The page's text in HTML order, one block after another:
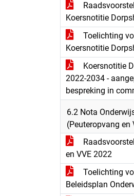
Koersnotitie
Toelichting
Koersnotitie
Koersnotitie
2022-2034 -
bespreking in
6.2 Nota
(Peuteropvang en
en VVE 2022
Toelichting
Beleidsplan